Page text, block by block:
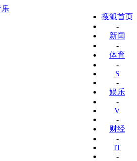
搜狐首页
-
新闻
-
体育
-
S
-
娱乐
-
V
-
财经
-
IT
-
乐